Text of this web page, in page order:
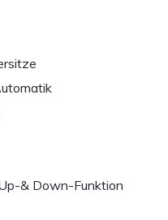
& Down-Funktion